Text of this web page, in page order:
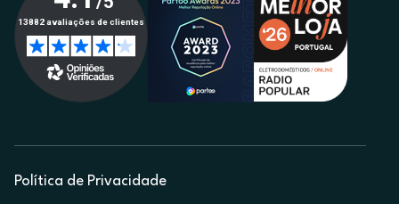
Política de Privacidade